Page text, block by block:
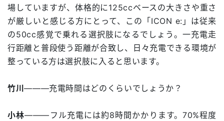
場していますが、体格的に125ccベースの大きさや重さ
が厳しいと感じる方にとって、この「ICON e:」は従来
の50cc感覚で乗れる選択肢になるでしょう。一充電走
行距離と普段使う距離が合致し、日々充電できる環境が
整っている方は選択肢に入ると思います。
竹川―――充電時間はどのくらいでしょうか？
小林―――フル充電には約8時間かかります。70%程度